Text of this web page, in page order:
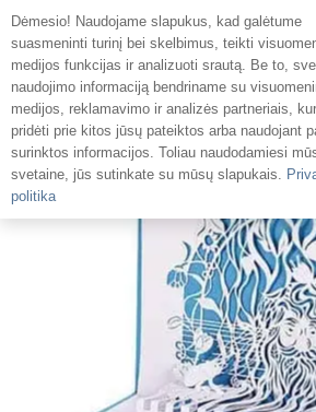
Popieriaus pjovimas
Pradžia Pjovimas lazeriu
Dėmesio! Naudojame slapukus, kad galėtume
suasmeninti turinį bei skelbimus, teikti
medijos funkcijas ir analizuoti srautą. Be to,
naudojimo informaciją bendriname su
medijos, reklamavimo ir analizės partneriais,
pridėti prie kitos jūsų pateiktos arba naudojant
surinktos informacijos. Toliau naudodamiesi
svetaine, jūs sutinkate su mūsų slapukais.
politika